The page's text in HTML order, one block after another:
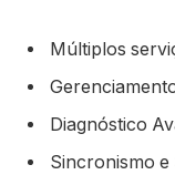
Múltiplos
Diagnóstico
Sincronismo e